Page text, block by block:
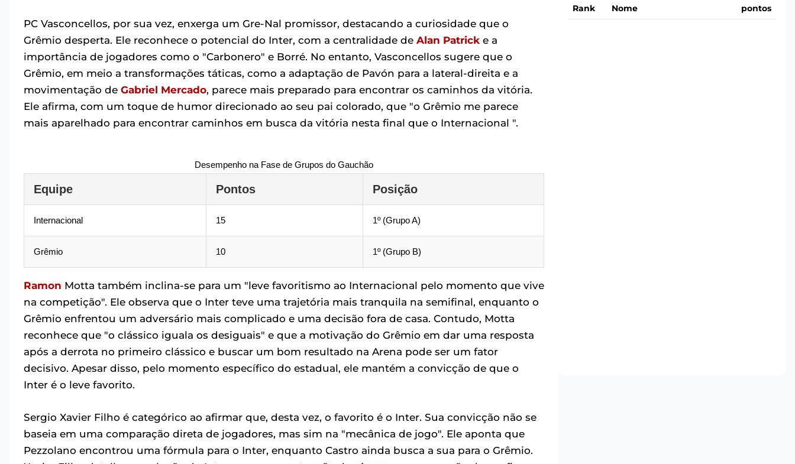
PC Vasconcellos, por sua vez, enxerga um Gre-Nal promissor, destacando a curiosidade que o
Grêmio desperta. Ele reconhece o potencial do Inter, com a centralidade de Alan Patrick e a
importância de jogadores como o "Carbonero" e Borré. No entanto, Vasconcellos sugere que o
Grêmio, em meio a transformações táticas, como a adaptação de Pavón para a lateral-direita e a
movimentação de Gabriel Mercado, parece mais preparado para encontrar os caminhos da vitória.
Ele afirma, com um toque de humor direcionado ao seu pai colorado, que "o Grêmio me parece
mais aparelhado para encontrar caminhos em busca da vitória nesta final que o Internacional ".
Desempenho na Fase de Grupos do Gauchão
Equipe Pontos Posição
Internacional 15 1º (Grupo A)
Grêmio 10 1º (Grupo B)
Ramon Motta também inclina-se para um "leve favoritismo ao Internacional pelo momento que vive
na competição". Ele observa que o Inter teve uma trajetória mais tranquila na semifinal, enquanto o
Grêmio enfrentou um adversário mais complicado e uma decisão fora de casa. Contudo, Motta
reconhece que "o clássico iguala os desiguais" e que a motivação do Grêmio em dar uma resposta
após a derrota no primeiro clássico e buscar um bom resultado na Arena pode ser um fator
decisivo. Apesar disso, pelo momento específico do estadual, ele mantém a convicção de que o
Inter é o leve favorito.
Sergio Xavier Filho é categórico ao afirmar que, desta vez, o favorito é o Inter. Sua convicção não se
baseia em uma comparação direta de jogadores, mas sim na "mecânica de jogo". Ele aponta que
Pezzolano encontrou uma fórmula para o Inter, enquanto Castro ainda busca a sua para o Grêmio.
Rank Nome pontos